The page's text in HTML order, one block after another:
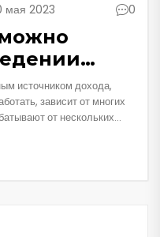
мая 2023 0
источником дохода,
зависит от многих
от нескольких
программы и